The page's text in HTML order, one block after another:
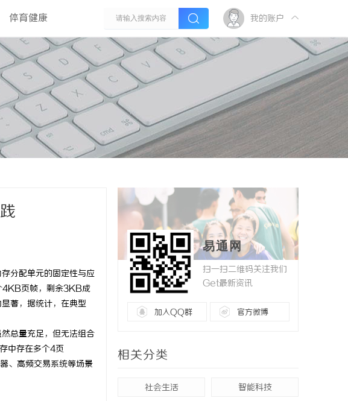
体育健康 我的账户
分配单元的固定性与应
4KB页帧，剩余3KB成
著，据统计，在典型
总量充足，但无法组合
中存在多个4页
、高频交易系统等场景
易通网
扫一扫二维码关注我们
Get最新资讯
加入QQ群 官方微博
相关分类
社会生活 智能科技